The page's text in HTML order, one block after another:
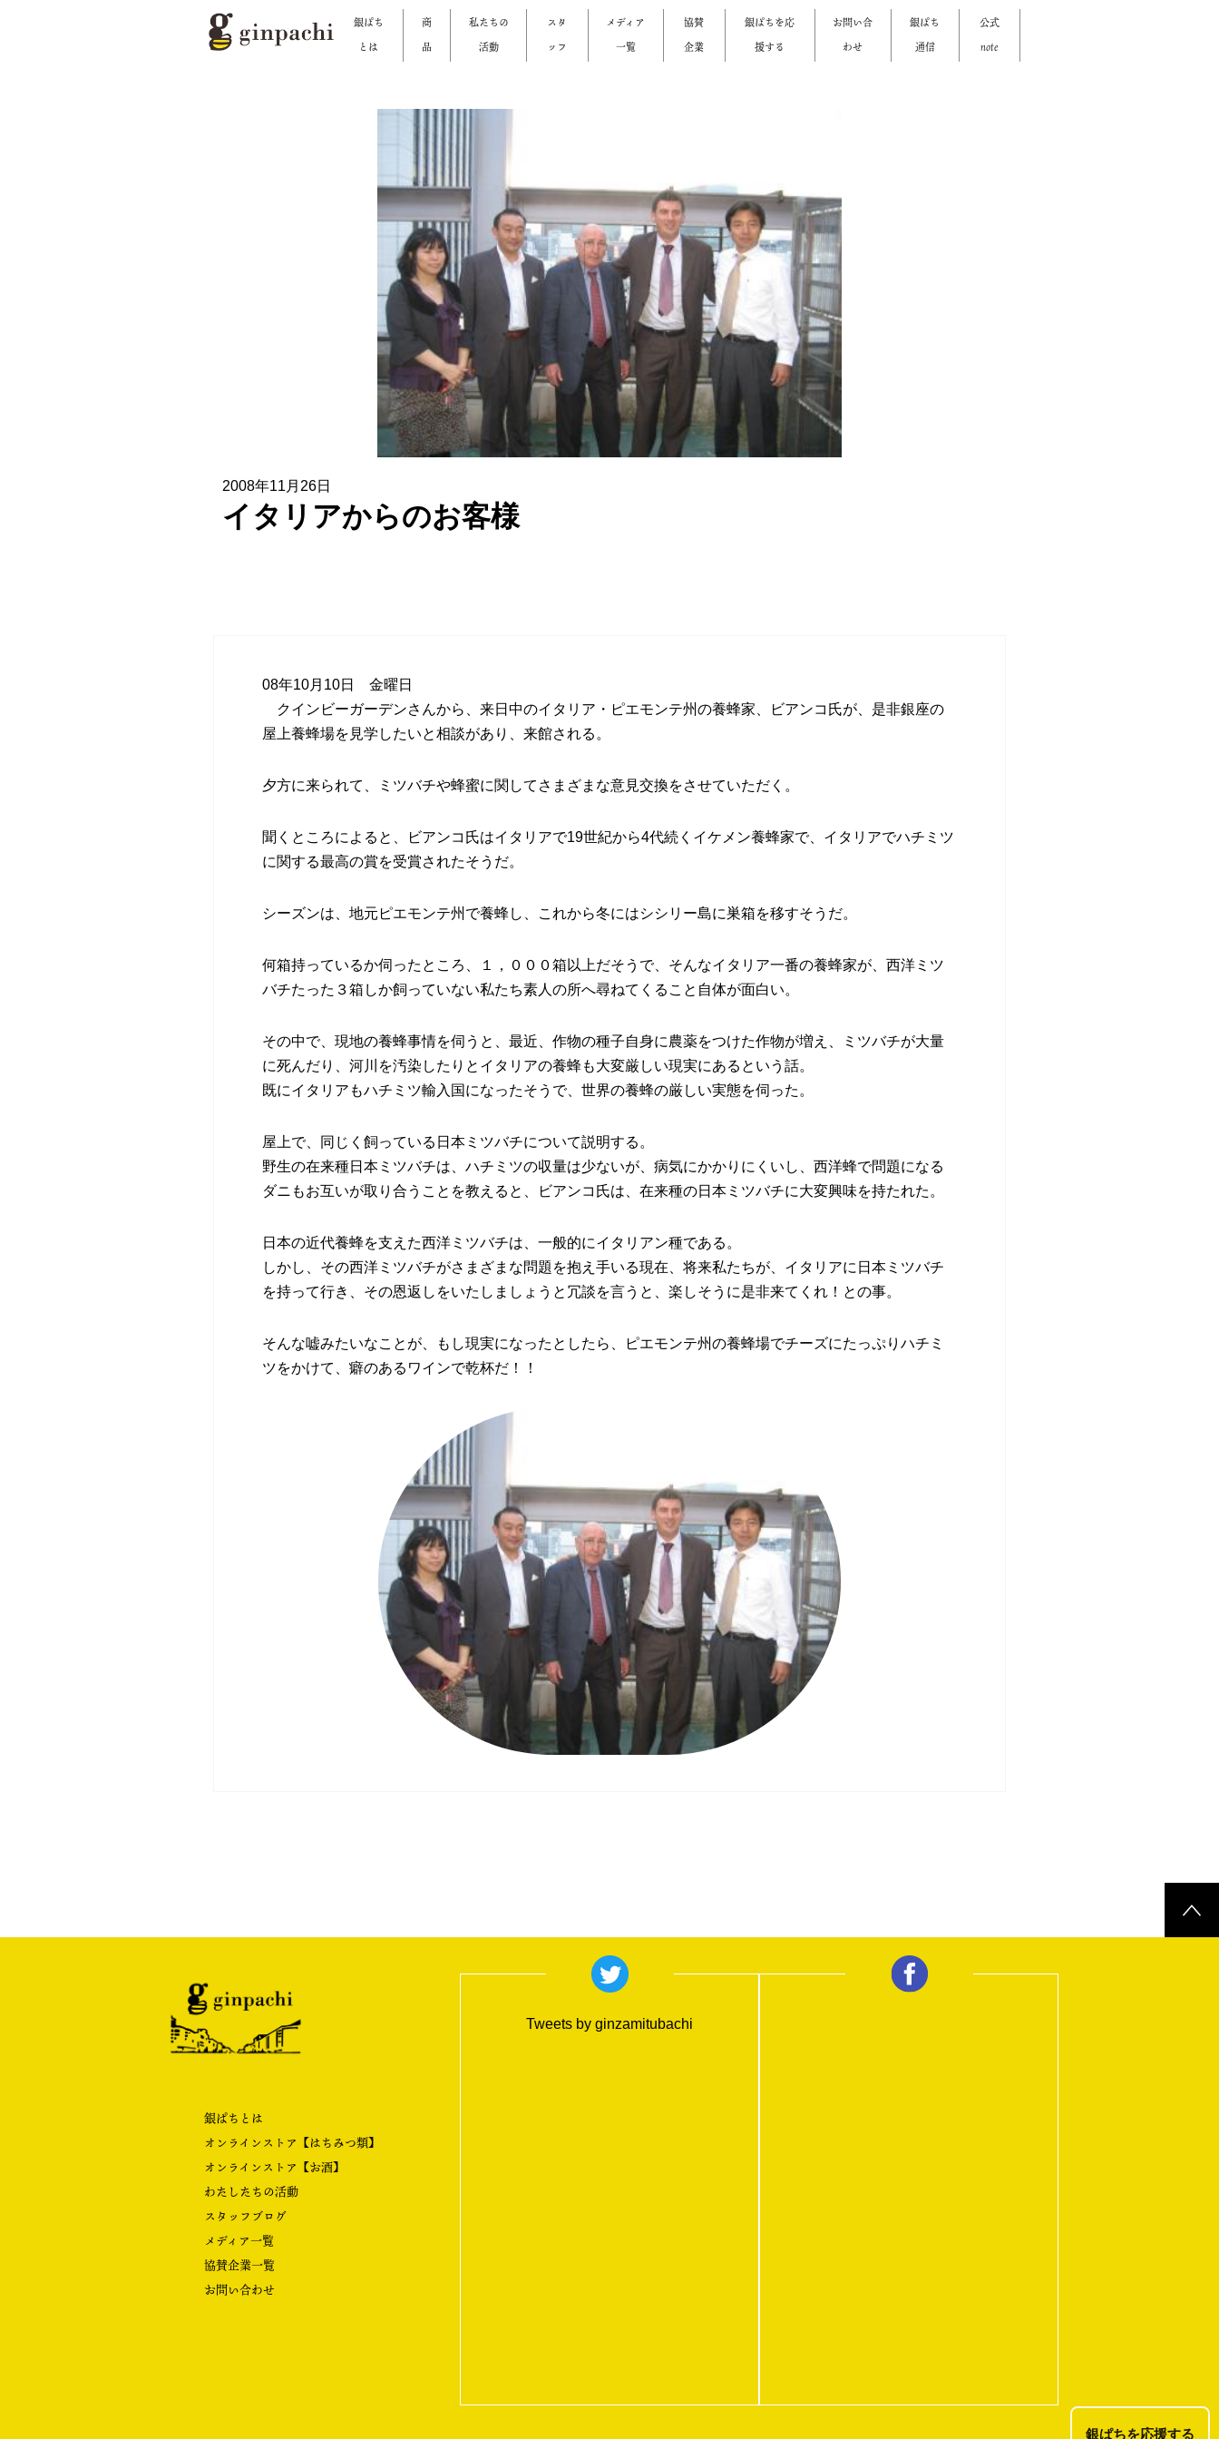
銀ぱち
とは
商
品
私たちの
活動
スタ
ッフ
メディア
一覧
協賛
企業
銀ぱちを応
援する
お問い合
わせ
銀ぱち
通信
公式
note
2008年11月26日
イタリアからのお客様
08年10月10日 金曜日
クインビーガーデンさんから、来日中のイタリア・ピエモンテ州の養蜂家、ビアンコ氏が、是非銀座の
屋上養蜂場を見学したいと相談があり、来館される。
夕方に来られて、ミツバチや蜂蜜に関してさまざまな意見交換をさせていただく。
聞くところによると、ビアンコ氏はイタリアで19世紀から4代続くイケメン養蜂家で、イタリアでハチミツ
に関する最高の賞を受賞されたそうだ。
シーズンは、地元ピエモンテ州で養蜂し、これから冬にはシシリー島に巣箱を移すそうだ。
何箱持っているか伺ったところ、１，０００箱以上だそうで、そんなイタリア一番の養蜂家が、西洋ミツ
バチたった３箱しか飼っていない私たち素人の所へ尋ねてくること自体が面白い。
その中で、現地の養蜂事情を伺うと、最近、作物の種子自身に農薬をつけた作物が増え、ミツバチが大量
に死んだり、河川を汚染したりとイタリアの養蜂も大変厳しい現実にあるという話。
既にイタリアもハチミツ輸入国になったそうで、世界の養蜂の厳しい実態を伺った。
屋上で、同じく飼っている日本ミツバチについて説明する。
野生の在来種日本ミツバチは、ハチミツの収量は少ないが、病気にかかりにくいし、西洋蜂で問題になる
ダニもお互いが取り合うことを教えると、ビアンコ氏は、在来種の日本ミツバチに大変興味を持たれた。
日本の近代養蜂を支えた西洋ミツバチは、一般的にイタリアン種である。
しかし、その西洋ミツバチがさまざまな問題を抱え手いる現在、将来私たちが、イタリアに日本ミツバチ
を持って行き、その恩返しをいたしましょうと冗談を言うと、楽しそうに是非来てくれ！との事。
そんな嘘みたいなことが、もし現実になったとしたら、ピエモンテ州の養蜂場でチーズにたっぷりハチミ
ツをかけて、癖のあるワインで乾杯だ！！
銀ぱちとは
オンラインストア【はちみつ類】
オンラインストア【お酒】
わたしたちの活動
スタッフブログ
メディア一覧
協賛企業一覧
お問い合わせ
Tweets by ginzamitubachi
お問い合わせ
銀ぱちを応援する